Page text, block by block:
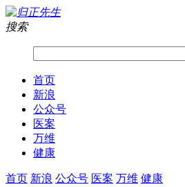
搜索
首页
新浪
公众号
医案
万维
健康
首页 新浪 公众号 医案 万维 健康